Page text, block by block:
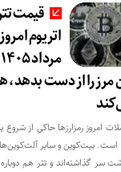
قیمت
مرز را از دست بدهد،
امروز رمزارز‌ها حاکی از
است. بیت‌کوین و سایر
سر گذاشته‌اند و تتر هم